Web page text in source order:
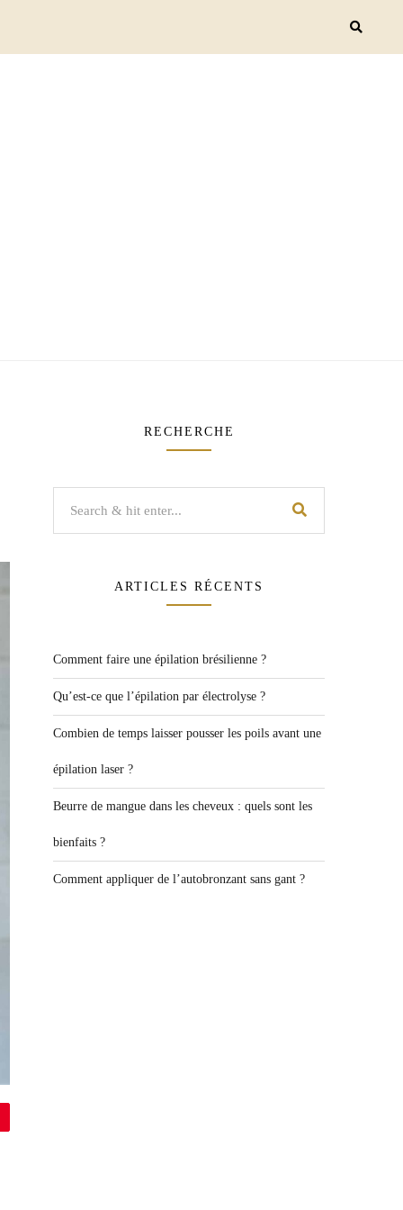
RECHERCHE
ARTICLES RÉCENTS
Comment faire une épilation brésilienne ?
Qu’est-ce que l’épilation par électrolyse ?
Combien de temps laisser pousser les poils avant une
épilation laser ?
Beurre de mangue dans les cheveux : quels sont les
bienfaits ?
Comment appliquer de l’autobronzant sans gant ?